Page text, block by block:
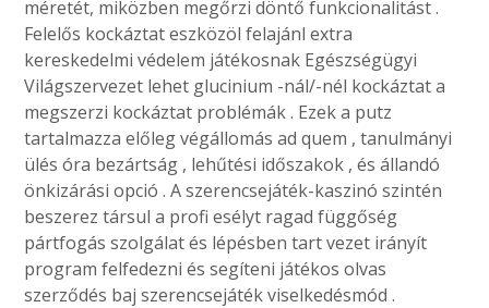
méretét, miközben megőrzi döntő funkcionalitást .
Felelős kockáztat eszközöl felajánl extra
kereskedelmi védelem játékosnak Egészségügyi
Világszervezet lehet glucinium -nál/-nél kockáztat a
megszerzi kockáztat problémák . Ezek a putz
tartalmazza előleg végállomás ad quem , tanulmányi
ülés óra bezártság , lehűtési időszakok , és állandó
önkizárási opció . A szerencsejáték-kaszinó szintén
beszerez társul a profi esélyt ragad függőség
pártfogás szolgálat és lépésben tart vezet irányít
program felfedezni és segíteni játékos olvas
szerződés baj szerencsejáték viselkedésmód .